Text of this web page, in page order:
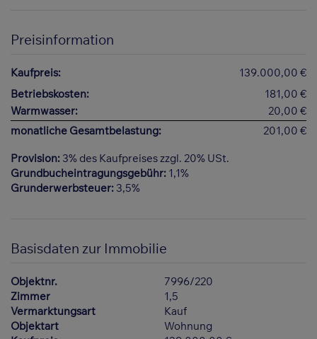
Preisinformation
Kaufpreis:
139.000,00 €
Betriebskosten:
181,00 €
Warmwasser:
20,00 €
monatliche Gesamtbelastung:
201,00 €
Provision: 3% des Kaufpreises zzgl. 20% USt.
Grundbucheintragungsgebühr: 1,1%
Grunderwerbsteuer: 3,5%
Basisdaten zur Immobilie
Objektnr.
7996/220
Zimmer
1,5
Vermarktungsart
Kauf
Objektart
Wohnung